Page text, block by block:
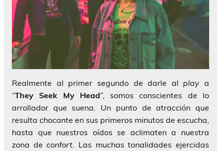
Realmente al primer segundo de darle al play a
“They Seek My Head”, somos conscientes de lo
arrollador que suena. Un punto de atracción que
resulta chocante en sus primeros minutos de escucha,
hasta que nuestros oídos se aclimaten a nuestra
zona deconfort . Las muchas tonalidades ejercidas